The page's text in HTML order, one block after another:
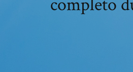
completo